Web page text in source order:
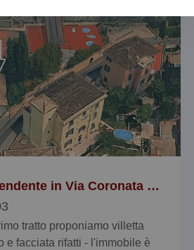
Casa/Casa indipendente in Via Coronata 1, Cornigliano, Genova
e facciata rifatti - l'immobile è